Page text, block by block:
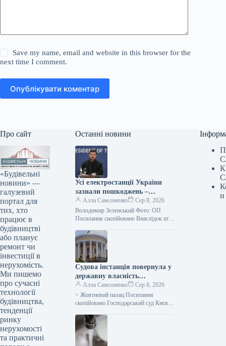
Save my name, email and website in this browser for the
next time I comment.
Опублікувати коментар
Про сайт
«Будівельні
новини» —
галузевий
портал для
тих, хто
працює в
будівництві
або планує
ремонт чи
інвестиції в
нерухомість.
Ми пишемо
про сучасні
технології
будівництва,
тенденції
ринку
нерухомості
та практичні
Останні новини
Усі електростанції України
зазнали пошкоджень –
Зеленський
Алла Самсоненко
Сер 8, 2026
Володимир Зеленський Фото: ОП
Посилання скопійовано Внаслідок атак
жодного цілого об’єкта
енергогенерації в Україні.…
Судова інстанція повернула у
державну власність
Жовтневий палац, оцінений
приблизно в мільярд.
Алла Самсоненко
Сер 8, 2026
> Жовтневий палац Посилання
скопійовано Господарський суд Києва
повернення у державне володіння
споруд колишнього Жовтневого
палацу. Про…
и